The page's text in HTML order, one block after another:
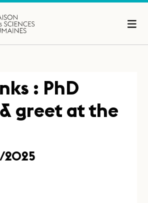
: PhD
greet at the
2025